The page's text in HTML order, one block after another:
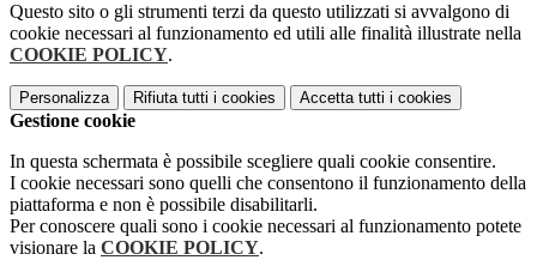
Questo sito o gli strumenti terzi da questo utilizzati si avvalgono di
cookie necessari al funzionamento ed utili alle finalità illustrate nella
COOKIE POLICY.
Personalizza Rifiuta tutti i cookies Accetta tutti i cookies
Gestione cookie
In questa schermata è possibile scegliere quali cookie consentire.
I cookie necessari sono quelli che consentono il funzionamento della
piattaforma e non è possibile disabilitarli.
Per conoscere quali sono i cookie necessari al funzionamento potete
visionare la COOKIE POLICY.